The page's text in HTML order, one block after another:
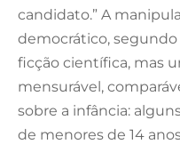
candidato.” A
democrático, segundo
ficção científica, mas
mensurável,
sobre a infância:
de menores de 14